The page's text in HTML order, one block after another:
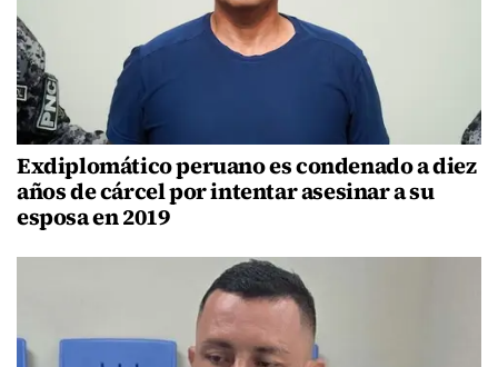
Exdiplomático peruano es condenado a diez
años de cárcel por intentar asesinar a su
esposa en 2019